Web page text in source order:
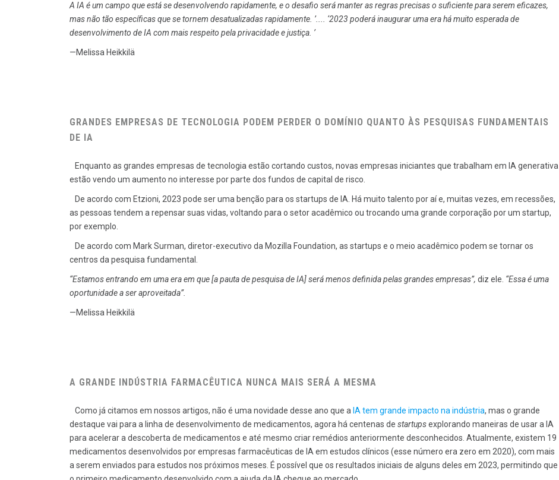
A IA é um campo que está se desenvolvendo rapidamente, e o desafio será manter as regras precisas o suficiente para serem eficazes,
mas não tão específicas que se tornem desatualizadas rapidamente. ’.... ‘2023 poderá inaugurar uma era há muito esperada de
desenvolvimento de IA com mais respeito pela privacidade e justiça. ’
—Melissa Heikkilä
GRANDES EMPRESAS DE TECNOLOGIA PODEM PERDER O DOMÍNIO QUANTO ÀS PESQUISAS FUNDAMENTAIS
DE IA
Enquanto as grandes empresas de tecnologia estão cortando custos, novas empresas iniciantes que trabalham em IA generativa
estão vendo um aumento no interesse por parte dos fundos de capital de risco.
De acordo com Etzioni, 2023 pode ser uma benção para os startups de IA. Há muito talento por aí e, muitas vezes, em recessões,
as pessoas tendem a repensar suas vidas, voltando para o setor acadêmico ou trocando uma grande corporação por um startup,
por exemplo.
De acordo com Mark Surman, diretor-executivo da Mozilla Foundation, as startups e o meio acadêmico podem se tornar os
centros da pesquisa fundamental.
“Estamos entrando em uma era em que [a pauta de pesquisa de IA] será menos definida pelas grandes empresas”, diz ele. “Essa é uma
oportunidade a ser aproveitada”.
—Melissa Heikkilä
A GRANDE INDÚSTRIA FARMACÊUTICA NUNCA MAIS SERÁ A MESMA
Como já citamos em nossos artigos, não é uma novidade desse ano que a IA tem grande impacto na indústria, mas o grande
destaque vai para a linha de desenvolvimento de medicamentos, agora há centenas de startupsexplorando maneiras de usar a IA
para acelerar a descoberta de medicamentos e até mesmo criar remédios anteriormente desconhecidos. Atualmente, existem 19
medicamentos desenvolvidos por empresas farmacêuticas de IA em estudos clínicos (esse número era zero em 2020), com mais
a serem enviados para estudos nos próximos meses. É possível que os resultados iniciais de alguns deles em 2023, permitindo que